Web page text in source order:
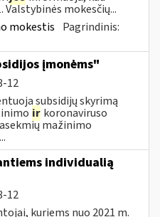
Valstybinės mokesčių...
mokestis Pagrindinis:
įmonėms"
12
subsidijų skyrimą
ir koronaviruso
mažinimo
individualią
12
kuriems nuo 2021 m.